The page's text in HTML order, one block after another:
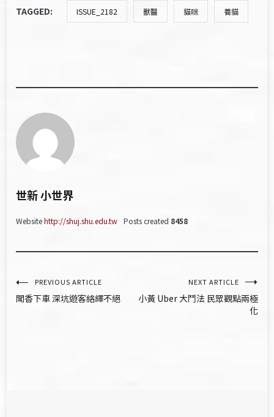
TAGGED: ISSUE_2182 獸醫 貓咪 養貓
世新 小世界
Websitehttp://shuj.shu.edu.tw Posts created 8458
文
章
PREVIOUS ARTICLE
聞香下車 深坑遊客絡繹不絕
NEXT ARTICLE
小黃 Uber 大鬥法 民眾觀點兩極
化